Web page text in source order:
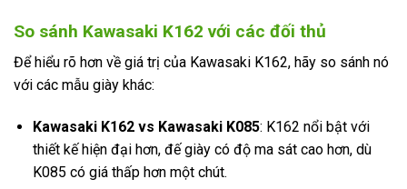
So sánh Kawasaki K162 với các đối thủ
Để hiểu rõ hơn về giá trị của Kawasaki K162, hãy so sánh nó
với các mẫu giày khác:
Kawasaki K162 vs Kawasaki K085: K162 nổi bật với
thiết kế hiện đại hơn, đế giày có độ ma sát cao hơn, dù
K085 có giá thấp hơn một chút.